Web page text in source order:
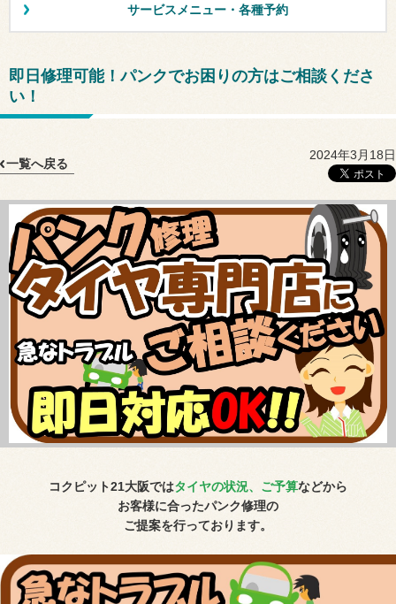
サービスメニュー・各種予約
即日修理可能！パンクでお困りの方はご相談くださ
い！
一覧へ戻る
2024年3月18日
コクピット21大阪ではタイヤの状況、ご予算などから
お客様に合ったパンク修理の
ご提案を行っております。